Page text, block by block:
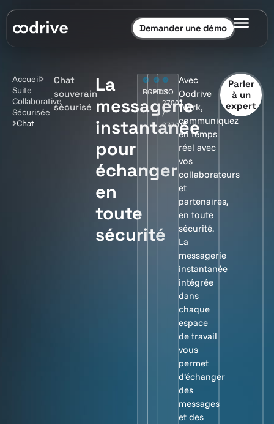
Demander une démo
Accueil
Suite
Collaborative
Sécurisée
Chat
Chat
souverain
sécurisé
La
messagerie
instantanée
pour
échanger
en
toute
sécurité
RGPDHDSISO
27001
/
27701
Avec
Oodrive
Work,
communiquez
en temps
réel avec
vos
collaborateurs
et
partenaires,
en toute
sécurité.
La
messagerie
instantanée
intégrée
dans
chaque
espace
de travail
vous
permet
d’échanger
des
messages
et des
Parler
à un
expert